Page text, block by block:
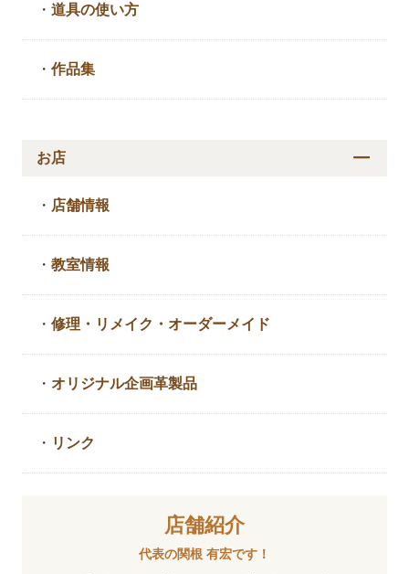
・道具の使い方
・作品集
お店
・ 店舗情報
・教室情報
・修理・リメイク・ オーダーメイド
・ オリジナル企画革製品
・ リンク
店舗紹介
代表の関根 有宏です！